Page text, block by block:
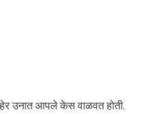
उनात आपले केस वाळवत होती.